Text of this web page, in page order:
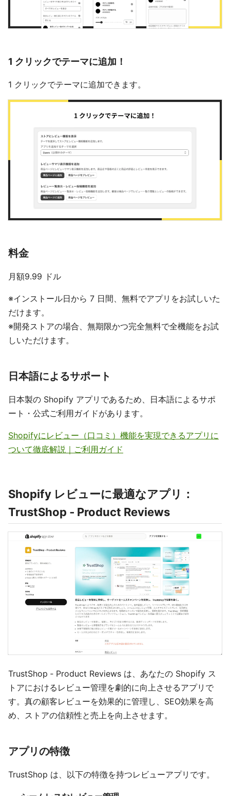
1 クリックでテーマに追加！
1 クリックでテーマに追加できます。
料金
月額9.99 ドル
※インストール日から 7 日間、無料でアプリをお試しいた
だけます。
※開発ストアの場合、無期限かつ完全無料で全機能をお試
しいただけます。
日本語によるサポート
日本製の Shopify アプリであるため、日本語によるサポ
ート・公式ご利用ガイドがあります。
Shopifyにレビュー（口コミ）機能を実現できるアプリに
ついて徹底解説｜ご利用ガイド
Shopify レビューに最適なアプリ：
TrustShop ‑ Product Reviews
TrustShop ‑ Product Reviews は、あなたの Shopify ス
トアにおけるレビュー管理を劇的に向上させるアプリで
す。真の顧客レビューを効果的に管理し、SEO効果を高
め、ストアの信頼性と売上を向上させます。
アプリの特徴
TrustShop は、以下の特徴を持つレビューアプリです。